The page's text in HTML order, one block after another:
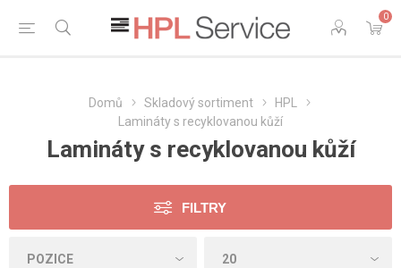
0
Domů Skladový sortiment
HPL
Lamináty s recyklovanou kůží
Lamináty s recyklovanou kůží
FILTRY